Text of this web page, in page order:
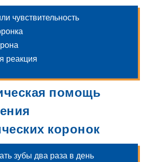
чувствительность
реакция
помощь
коронок
зубы два раза в день